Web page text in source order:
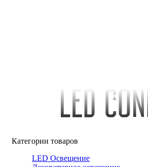
Категории товаров
LED Освещение